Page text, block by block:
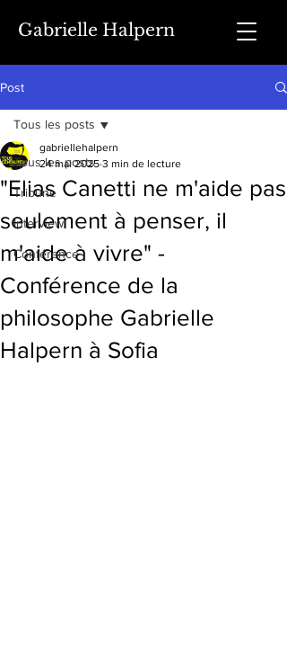
Gabrielle Halpern
Post
Tous les posts
Tribune
Interview
Conférence
Tous les posts
"Elias Canetti ne m'aide pas
seulement à penser, il
m'aide à vivre" -
Conférence de la
philosophe Gabrielle
Halpern à Sofia
gabriellehalpern
24 mai 2025 3 min de lecture